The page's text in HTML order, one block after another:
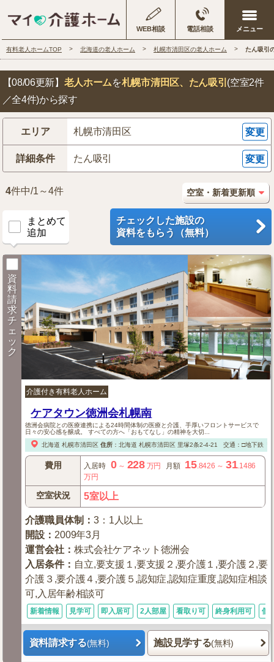
WEB相談 電話相談
有料老人ホームTOP 北海道の老人ホーム 札幌市清田区の老人ホーム たん吸引
【08/06更新】 老人ホームを札幌市清田区、たん吸引 (空室2件
／全4件)から探す
エリア 札幌市清田区 変更
詳細条件 たん吸引 変更
4件中/1～4件
まとめて
追加
チェックした施設の
資料をもらう（無料）
資
料
請
求
チ
ェ
ッ
ク
介護付き有料老人ホーム
ケアタウン徳洲会札幌南
徳洲会病院との医療連携による24時間体制の医療と介護、手厚いフロントサービスで
日々の安心感を醸成。 すべての方へ「おもてなし」の精神を大切...
北海道 札幌市清田区 住所： 北海道 札幌市清田区里塚2条2-4-21 交通：□地下鉄「
費用 入居時 0～ 228 万円 月額 15.8426 ～ 31.1486
万円
空室状況 5室以上
介護職員体制 ：3：1人以上
開設 ： 2009年3月
運営会社 ：株式会社ケアネット徳洲会
入居条件： 自立,要支援１,要支援２,要介護１,要介護２,要
介護３,要介護４,要介護５,認知症,認知症重度,認知症相談
可,入居年齢相談可
新着情報 見学可 即入居可 2人部屋 看取り可 終身利用可 個
資料請求する(無料) 施設見学する(無料)